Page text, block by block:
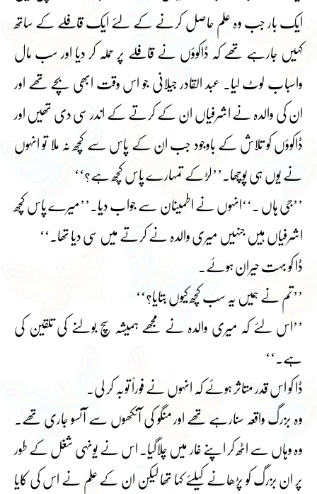
ایک بار جب وہ علم حاصل کرنے کے لئے ایک قافلے کے ساتھ
کہیں جارہے تھے کہ ڈاکوؤں نے قافلے پر حملہ کر دیا اور سب مال
واسباب لوٹ لیا۔ عبد القادر جیلانی جو اس وقت ابھی بچے تھے اور
ان کی والدہ نے اشرفیاں ان کے کرتے کے اندر سی دی تھیں اور
ڈاکوؤں کو تلاش کے باوجود جب ان کے پاس سے کچھ نہ ملا تو انہوں
نے یوں ہی پوچھا۔’’لڑکے تمہارے پاس کچھ ہے؟‘‘
’’جی ہاں ۔‘‘انہوں نے اطمینان سے جواب دیا۔’’میرے پاس کچھ
اشرفیاں ہیں جنہیں میری والدہ نے کرتے میں سی دیا تھا۔‘‘
ڈا کو بہت حیران ہوئے۔
’’تم نے ہمیں یہ سب کچھ کیوں بتایا؟‘‘
’’اس لئے کہ میری والدہ نے مجھے ہمیشہ سچ بولنے کی تلقین کی
ہے۔‘‘
ڈا کو اس قدر متاثر ہوئے کہ انہوں نے فوراً توبہ کر لی۔
وہ بزرگ واقعہ سنارہے تھے اور منگو کی آنکھوں سے آنسو جاری تھے۔
وہ وہاں سے اٹھ کر اپنے غار میں چلاگیا۔ اس نے یونہی شغل کے طور
پر ان بزرگ کو پڑھانے کیلئے کہا تھا لیکن ان کے علم نے اس کی کایا